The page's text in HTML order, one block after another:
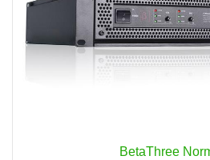
BetaThree